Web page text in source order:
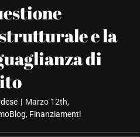
e la
di
| Marzo 12th,
, Finanziamenti